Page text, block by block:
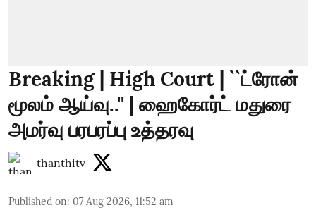
Breaking | High Court | ``ட்ரோன்
மூலம் ஆய்வு..'' | ஹைகோர்ட் மதுரை
அமர்வு பரபரப்பு உத்தரவு
thanthitv
Published on: 07 Aug 2026, 11:52 am